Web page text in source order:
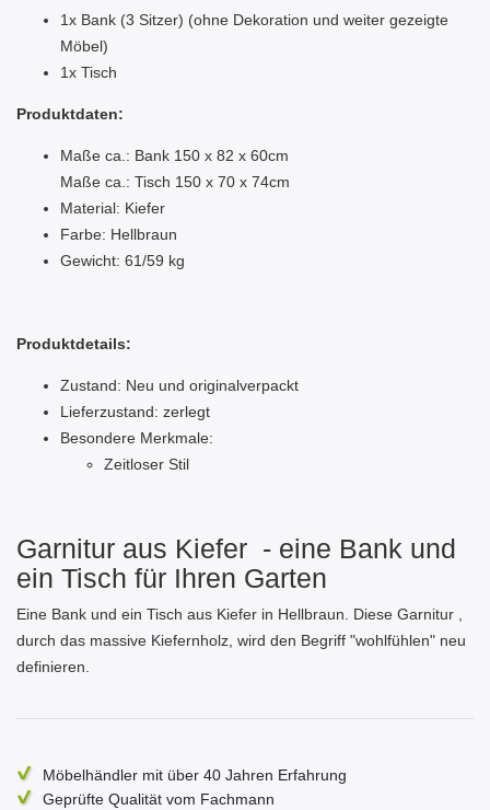
1x Bank (3 Sitzer) (ohne Dekoration und weiter gezeigte
Möbel)
1x Tisch
Produktdaten:
Maße ca.: Bank 150 x 82 x 60cm
Maße ca.: Tisch 150 x 70 x 74cm
Material: Kiefer
Farbe: Hellbraun
Gewicht: 61/59 kg
Produktdetails:
Zustand: Neu und originalverpackt
Lieferzustand: zerlegt
Besondere Merkmale:
Zeitloser Stil
Garnitur aus Kiefer - eine Bank und
ein Tisch für Ihren Garten
Eine Bank und ein Tisch aus Kiefer in Hellbraun. Diese Garnitur ,
durch das massive Kiefernholz, wird den Begriff "wohlfühlen" neu
definieren.
Möbelhändler mit über 40 Jahren Erfahrung
Geprüfte Qualität vom Fachmann